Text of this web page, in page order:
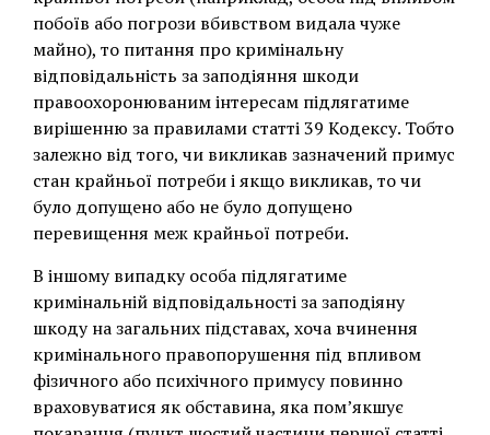
побоїв або погрози вбивством видала чуже
майно), то питання про кримінальну
відповідальність за заподіяння шкоди
правоохоронюваним інтересам підлягатиме
вирішенню за правилами статті 39 Кодексу. Тобто
залежно від того, чи викликав зазначений примус
стан крайньої потреби і якщо викликав, то чи
було допущено або не було допущено
перевищення меж крайньої потреби.
В іншому випадку особа підлягатиме
кримінальній відповідальності за заподіяну
шкоду на загальних підставах, хоча вчинення
кримінального правопорушення під впливом
фізичного або психічного примусу повинно
враховуватися як обставина, яка пом’якшує